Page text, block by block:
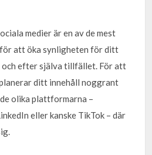
medier är en av de mest
att öka synligheten för ditt
och efter själva tillfället. För att
ditt innehåll noggrant
olika plattformarna –
eller kanske TikTok – där